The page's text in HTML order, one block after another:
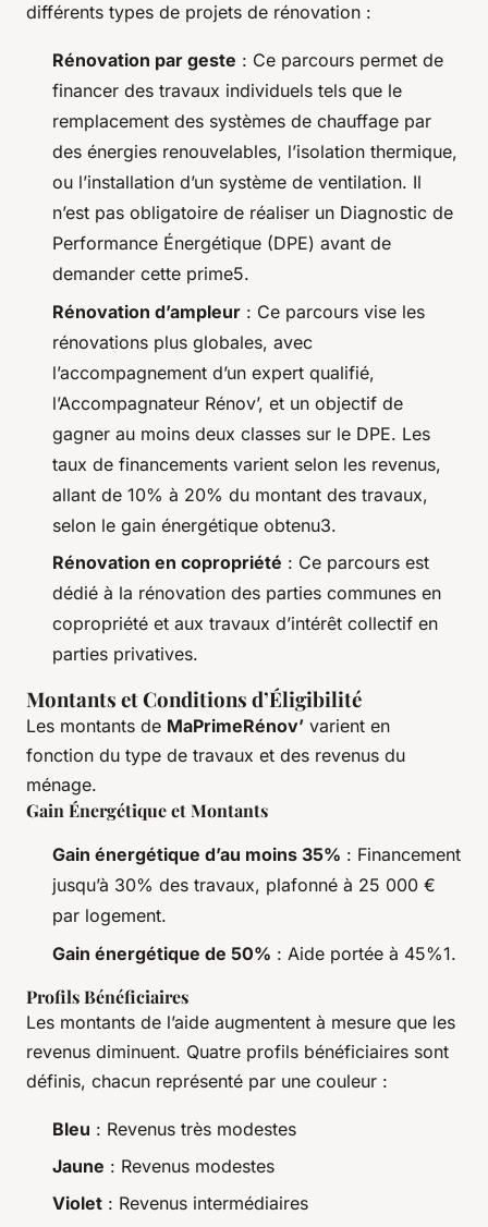
différents types de projets de rénovation :
Rénovation par geste : Ce parcours permet de
financer des travaux individuels tels que le
remplacement des systèmes de chauffage par
des énergies renouvelables, l’isolation thermique,
ou l’installation d’un système de ventilation. Il
n’est pas obligatoire de réaliser un Diagnostic de
Performance Énergétique (DPE) avant de
demander cette prime5.
Rénovation d’ampleur : Ce parcours vise les
rénovations plus globales, avec
l’accompagnement d’un expert qualifié,
l’Accompagnateur Rénov’, et un objectif de
gagner au moins deux classes sur le DPE. Les
taux de financements varient selon les revenus,
allant de 10% à 20% du montant des travaux,
selon le gain énergétique obtenu3.
Rénovation en copropriété : Ce parcours est
dédié à la rénovation des parties communes en
copropriété et aux travaux d’intérêt collectif en
parties privatives.
Montants et Conditions d’Éligibilité
Les montants de MaPrimeRénov’ varient en
fonction du type de travaux et des revenus du
ménage.
Gain Énergétique et Montants
Gain énergétique d’au moins 35% : Financement
jusqu’à 30% des travaux, plafonné à 25 000 €
par logement.
Gain énergétique de 50% : Aide portée à 45%1.
Profils Bénéficiaires
Les montants de l’aide augmentent à mesure que les
revenus diminuent. Quatre profils bénéficiaires sont
définis, chacun représenté par une couleur :
Bleu : Revenus très modestes
Jaune : Revenus modestes
Violet : Revenus intermédiaires